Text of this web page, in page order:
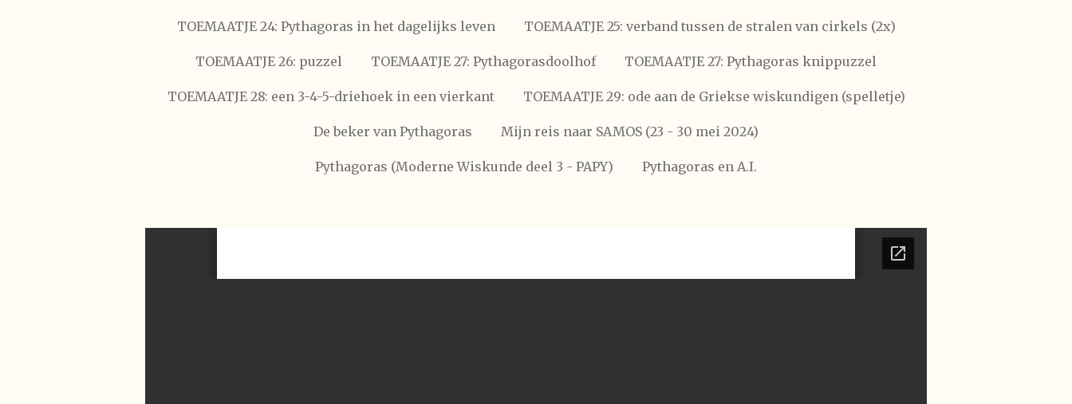
TOEMAATJE 24: Pythagoras in het dagelijks leven TOEMAATJE 25: verband tussen de stralen van cirkels (2x)
TOEMAATJE 26: puzzel TOEMAATJE 27: Pythagorasdoolhof TOEMAATJE 27: Pythagoras knippuzzel
TOEMAATJE 28: een 3-4-5-driehoek in een vierkant TOEMAATJE 29: ode aan de Griekse wiskundigen (spelletje)
De beker van Pythagoras Mijn reis naar SAMOS (23 - 30 mei 2024)
Pythagoras (Moderne Wiskunde deel 3 - PAPY) Pythagoras en A.I.